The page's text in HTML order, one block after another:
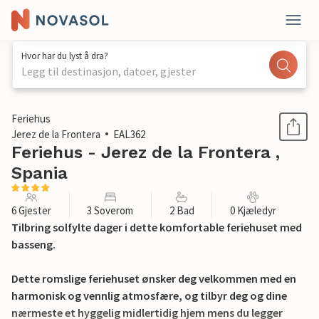
Hvor har du lyst å dra?
Legg til destinasjon, datoer, gjester
1 / 26
Feriehus
Jerez de la Frontera
EAL362
Feriehus - Jerez de la Frontera ,
Spania
6 Gjester 3 Soverom 2 Bad 0 Kjæledyr
Tilbring solfylte dager i dette komfortable feriehuset med
basseng.
Dette romslige feriehuset ønsker deg velkommen med en
harmonisk og vennlig atmosfære, og tilbyr deg og dine
nærmeste et hyggelig midlertidig hjem mens du legger